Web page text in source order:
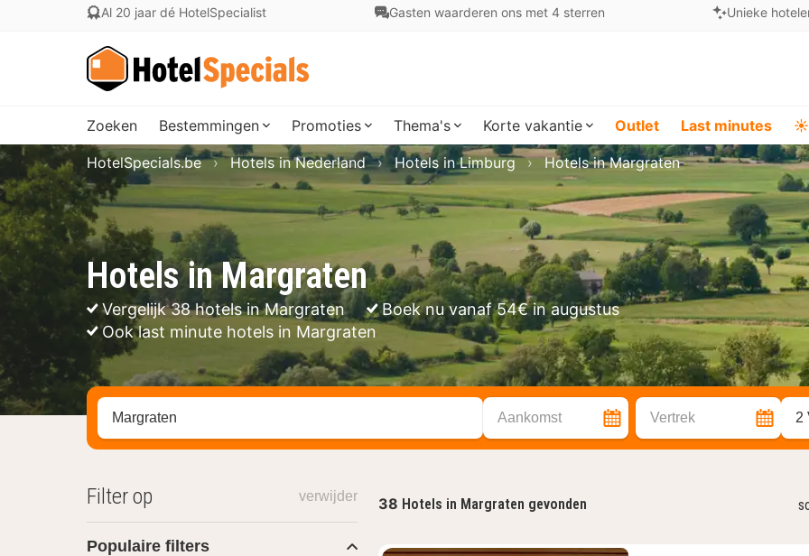
Al 20 jaar dé HotelSpecialist Gasten waarderen ons met 4 sterren Unieke
Zoeken Bestemmingen Promoties Thema's Korte vakantie Outlet Last minutes ☀️
Hotels in Margraten
Vergelijk 38 hotels in Margraten
Boek nu vanaf 54€ in augustus
Ook last minute hotels in Margraten
HotelSpecials.be Hotels in Nederland Hotels in Limburg Hotels in Margraten
Zoek op hotel, regio of stad Aankomst Vertrek 2
38 Hotels in Margraten gevonden
Filter op verwijder
Populaire filters